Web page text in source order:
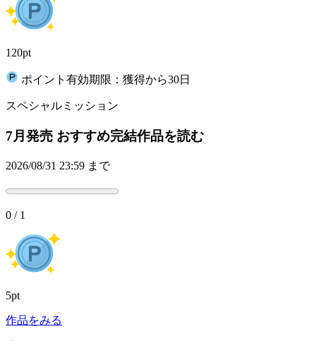
120pt
ポイント有効期限：獲得から30日
スペシャルミッション
7月発売 おすすめ完結作品を読む
2026/08/31 23:59 まで
0 / 1
5pt
作品をみる